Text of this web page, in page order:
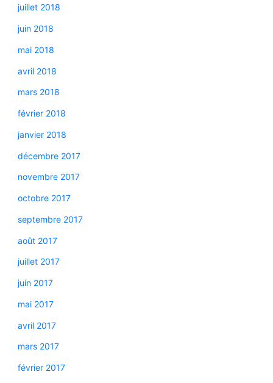
juillet 2018
juin 2018
mai 2018
avril 2018
mars 2018
février 2018
janvier 2018
décembre 2017
novembre 2017
octobre 2017
septembre 2017
août 2017
juillet 2017
juin 2017
mai 2017
avril 2017
mars 2017
février 2017